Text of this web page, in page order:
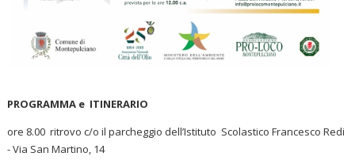
PROGRAMMA e ITINERARIO
ore 8.00 ritrovo c/o il parcheggio dell’Istituto Scolastico Francesco Redi
- Via San Martino, 14